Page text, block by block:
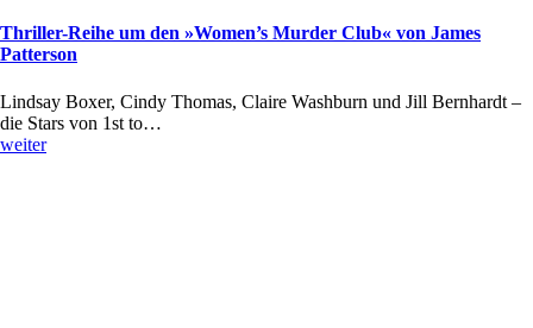
Thriller-Reihe um den »Women’s Murder Club« von James
Patterson
Lindsay Boxer, Cindy Thomas, Claire Washburn und Jill Bernhardt –
die Stars von 1st to…
weiter